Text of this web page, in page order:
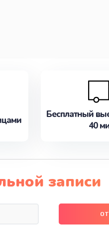
их
ремонт уже
Бесплатный
40
записи